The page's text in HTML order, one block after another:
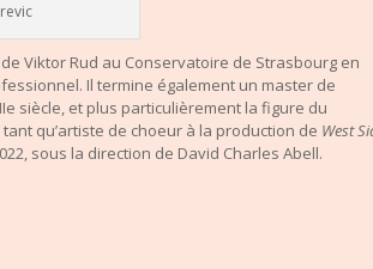
Viktor Rud au Conservatoire de Strasbourg en
Il termine également un master de
siècle, et plus particulièrement la figure du
qu’artiste de choeur à la production de West
sous la direction de David Charles Abell.